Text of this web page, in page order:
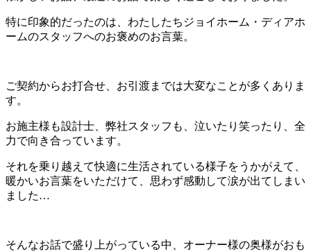
特に印象的だったのは、わたしたちジョイホーム・ディアホ
ームのスタッフへのお褒めのお言葉。
ご契約からお打合せ、お引渡までは大変なことが多くありま
す。
お施主様も設計士、弊社スタッフも、泣いたり笑ったり、全
力で向き合っています。
それを乗り越えて快適に生活されている様子をうかがえて、
暖かいお言葉をいただけて、思わず感動して涙が出てしまい
ました…
そんなお話で盛り上がっている中、オーナー様の奥様がおも